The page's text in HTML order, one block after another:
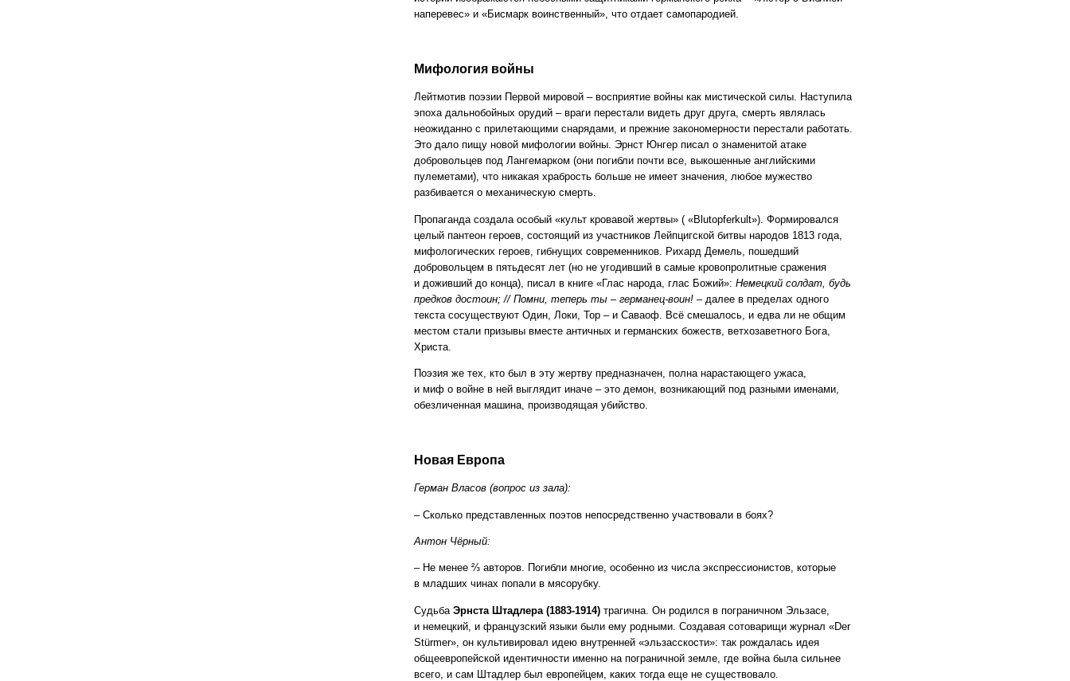
наперевес» и «Бисмарк воинственный», что отдает самопародией.
Мифология войны
Лейтмотив поэзии Первой мировой – восприятие войны как мистической силы. Наступила
эпоха дальнобойных орудий – враги перестали видеть друг друга, смерть являлась
неожиданно с прилетающими снарядами, и прежние закономерности перестали работать.
Это дало пищу новой мифологии войны. Эрнст Юнгер писал о знаменитой атаке
добровольцев под Лангемарком (они погибли почти все, выкошенные английскими
пулеметами), что никакая храбрость больше не имеет значения, любое мужество
разбивается о механическую смерть.
Пропаганда создала особый «культ кровавой жертвы» ( «Blutopferkult»). Формировался
целый пантеон героев, состоящий из участников Лейпцигской битвы народов 1813 года,
мифологических героев, гибнущих современников. Рихард Демель, пошедший
добровольцем в пятьдесят лет (но не угодивший в самые кровопролитные сражения
и доживший до конца), писал в книге «Глас народа, глас Божий»: Немецкий солдат, будь
предков достоин; // Помни, теперь ты – германец-воин! – далее в пределах одного
текста сосуществуют Один, Локи, Тор – и Саваоф. Всё смешалось, и едва ли не общим
местом стали призывы вместе античных и германских божеств, ветхозаветного Бога,
Христа.
Поэзия же тех, кто был в эту жертву предназначен, полна нарастающего ужаса,
и миф о войне в ней выглядит иначе – это демон, возникающий под разными именами,
обезличенная машина, производящая убийство.
Новая Европа
Герман Власов (вопрос из зала):
– Сколько представленных поэтов непосредственно участвовали в боях?
Антон Чёрный:
– Не менее ⅔ авторов. Погибли многие, особенно из числа экспрессионистов, которые
в младших чинах попали в мясорубку.
Судьба Эрнста Штадлера (1883-1914) трагична. Он родился в пограничном Эльзасе,
и немецкий, и французский языки были ему родными. Создавая сотоварищи журнал «Der
Stürmer», он культивировал идею внутренней «эльзасскости»: так рождалась идея
общеевропейской идентичности именно на пограничной земле, где война была сильнее
всего, и сам Штадлер был европейцем, каких тогда еще не существовало.